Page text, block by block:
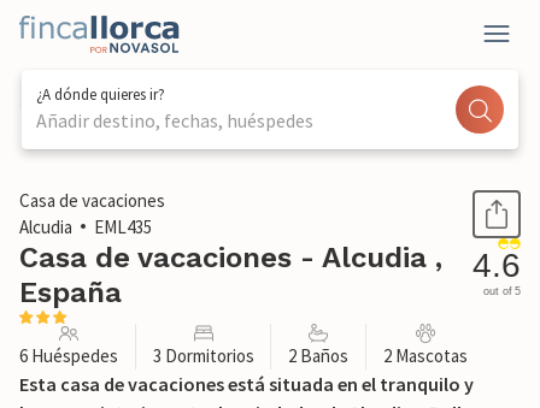
¿A dónde quieres ir?
Añadir destino, fechas, huéspedes
1 / 35
Casa de vacaciones
Alcudia
EML435
Casa de vacaciones - Alcudia ,
España
4.6
out of 5
6 Huéspedes 3 Dormitorios 2 Baños 2 Mascotas
Esta casa de vacaciones está situada en el tranquilo y